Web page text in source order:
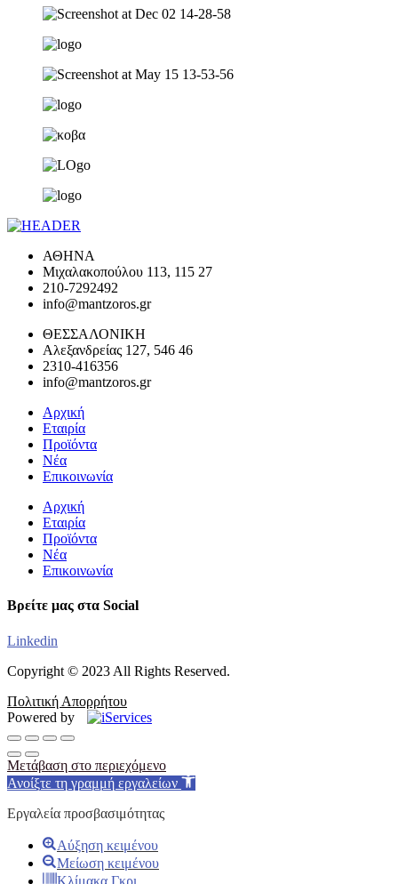
ΑΘΗΝΑ
Μιχαλακοπούλου 113, 115 27
210-7292492
info@mantzoros.gr
ΘΕΣΣΑΛΟΝΙΚΗ
Αλεξανδρείας 127, 546 46
2310-416356
info@mantzoros.gr
Αρχική
Εταιρία
Προϊόντα
Νέα
Επικοινωνία
Αρχική
Εταιρία
Προϊόντα
Νέα
Επικοινωνία
Βρείτε μας στα Social
Linkedin
Copyright © 2023 All Rights Reserved.
Πολιτική Απορρήτου
Powered by
Μετάβαση στο περιεχόμενο
Ανοίξτε τη γραμμή εργαλείων
Εργαλεία προσβασιμότητας
Αύξηση κειμένου
Μείωση κειμένου
Κλίμακα Γκρι